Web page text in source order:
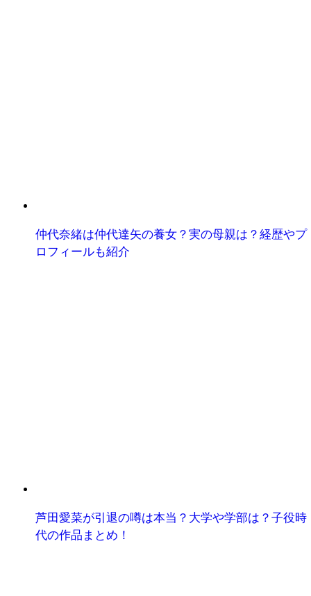
仲代奈緒は仲代達矢の養女？実の母親は？経歴やプ
ロフィールも紹介
芦田愛菜が引退の噂は本当？大学や学部は？子役時
代の作品まとめ！